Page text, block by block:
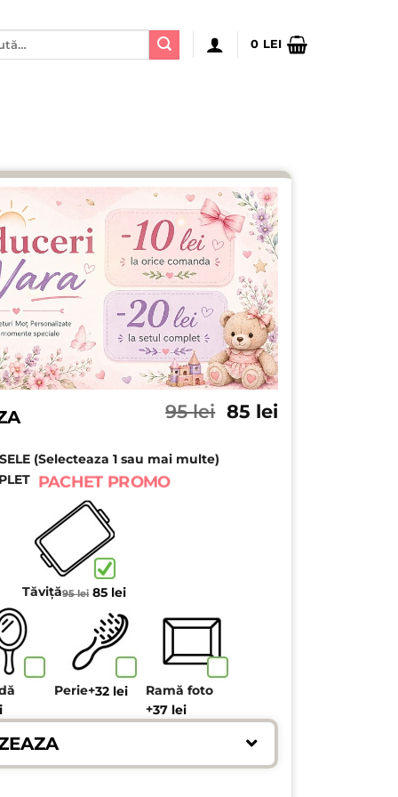
0 LEI
95lei Prețul
85 leiPrețul
(Selecteaza 1 sau mai multe)
PACHET PROMO
Tăviță95lei Prețul
a
fost:
95 lei.
85 leiPrețul
este:
85 lei.
Perie+32 lei
Ramă foto
+37 lei